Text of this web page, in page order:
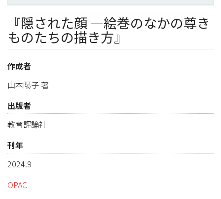
『隠された顔 ―絵巻のなかの尊き
ものたちの描き方』
作成者
山本陽子 著
出版者
教育評論社
刊年
2024.9
OPAC